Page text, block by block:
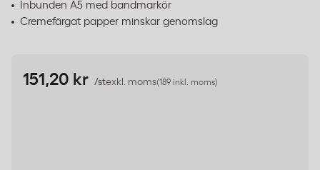
Inbunden A5 med bandmarkör
Cremefärgat papper minskar genomslag
151,20 kr /stexkl. moms(189 inkl. moms)